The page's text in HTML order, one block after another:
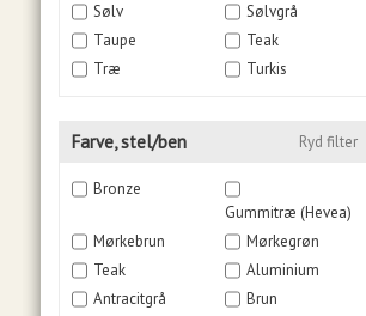
Sølv
Sølvgrå
Taupe
Teak
Træ
Turkis
Farve, stel/ben Ryd filter
Bronze
Gummitræ (Hevea)
Mørkebrun
Mørkegrøn
Teak
Aluminium
Antracitgrå
Brun